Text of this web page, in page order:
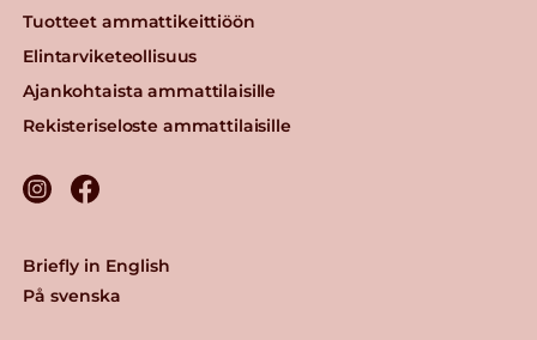
punajuurikiusaus
Tuotteet ammattikeittiöön
Elintarviketeollisuus
Ajankohtaista ammattilaisille
Rekisteriseloste ammattilaisille
Briefly in English
På svenska